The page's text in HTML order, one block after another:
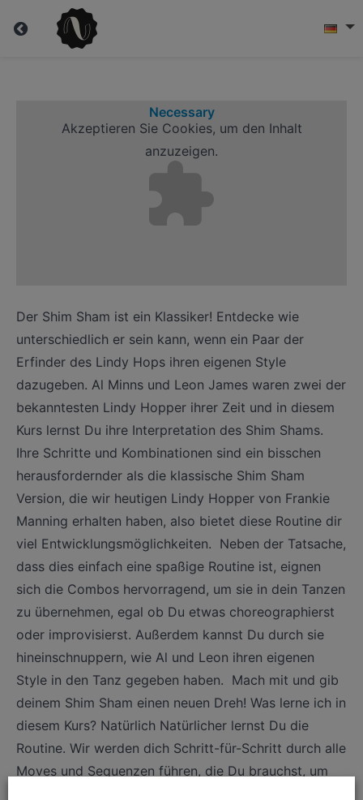
LeonAkzeptieren Sie
Necessary
Cookies, um den Inhalt
anzuzeigen.
Der Shim Sham ist ein Klassiker! Entdecke wie
unterschiedlich er sein kann, wenn ein Paar der
Erfinder des Lindy Hops ihren eigenen Style
dazugeben. Al Minns und Leon James waren zwei der
bekanntesten Lindy Hopper ihrer Zeit und in diesem
Kurs lernst Du ihre Interpretation des Shim Shams.
Ihre Schritte und Kombinationen sind ein bisschen
herausfordernder als die klassische Shim Sham
Version, die wir heutigen Lindy Hopper von Frankie
Manning erhalten haben, also bietet diese Routine dir
viel Entwicklungsmöglichkeiten. Neben der Tatsache,
dass dies einfach eine spaßige Routine ist, eignen
sich die Combos hervorragend, um sie in dein Tanzen
zu übernehmen, egal ob Du etwas choreographierst
oder improvisierst. Außerdem kannst Du durch sie
hineinschnuppern, wie Al und Leon ihren eigenen
Style in den Tanz gegeben haben. Mach mit und gib
deinem Shim Sham einen neuen Dreh! Was lerne ich in
diesem Kurs? Natürlich Natürlicher lernst Du die
Routine. Wir werden dich Schritt-für-Schritt durch alle
Moves und Sequenzen führen, die Du brauchst, um